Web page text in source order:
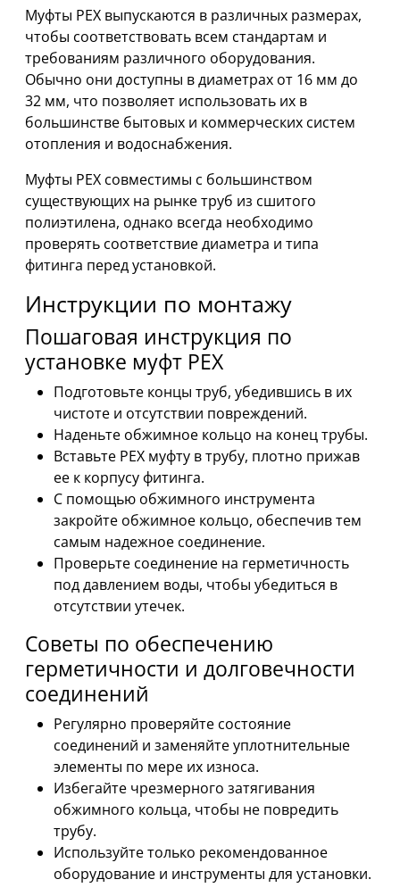
Муфты PEX выпускаются в различных размерах,
чтобы соответствовать всем стандартам и
требованиям различного оборудования.
Обычно они доступны в диаметрах от 16 мм до
32 мм, что позволяет использовать их в
большинстве бытовых и коммерческих систем
отопления и водоснабжения.
Муфты PEX совместимы с большинством
существующих на рынке труб из сшитого
полиэтилена, однако всегда необходимо
проверять соответствие диаметра и типа
фитинга перед установкой.
Инструкции по монтажу
Пошаговая инструкция по
установке муфт PEX
Подготовьте концы труб, убедившись в их
чистоте и отсутствии повреждений.
Наденьте обжимное кольцо на конец трубы.
Вставьте PEX муфту в трубу, плотно прижав
ее к корпусу фитинга.
С помощью обжимного инструмента
закройте обжимное кольцо, обеспечив тем
самым надежное соединение.
Проверьте соединение на герметичность
под давлением воды, чтобы убедиться в
отсутствии утечек.
Советы по обеспечению
герметичности и долговечности
соединений
Регулярно проверяйте состояние
соединений и заменяйте уплотнительные
элементы по мере их износа.
Избегайте чрезмерного затягивания
обжимного кольца, чтобы не повредить
трубу.
Используйте только рекомендованное
оборудование и инструменты для установки.